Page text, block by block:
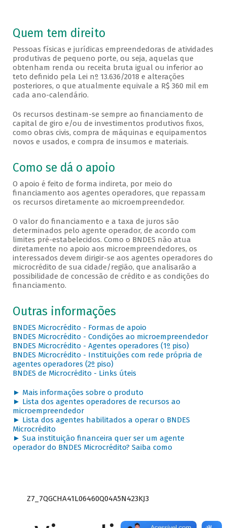
Quem tem direito
Pessoas físicas e jurídicas empreendedoras de atividades
produtivas de pequeno porte, ou seja, aquelas que
obtenham renda ou receita bruta igual ou inferior ao
teto definido pela Lei nº 13.636/2018 e alterações
posteriores, o que atualmente equivale a R$ 360 mil em
cada ano-calendário.
Os recursos destinam-se sempre ao financiamento de
capital de giro e/ou de investimentos produtivos fixos,
como obras civis, compra de máquinas e equipamentos
novos e usados, e compra de insumos e materiais.
Como se dá o apoio
O apoio é feito de forma indireta, por meio do
financiamento aos agentes operadores, que repassam
os recursos diretamente ao microempreendedor.
O valor do financiamento e a taxa de juros são
determinados pelo agente operador, de acordo com
limites pré-estabelecidos. Como o BNDES não atua
diretamente no apoio aos microempreendedores, os
interessados devem dirigir-se aos agentes operadores do
microcrédito de sua cidade/região, que analisarão a
possibilidade de concessão de crédito e as condições do
financiamento.
Outras informações
BNDES Microcrédito - Formas de apoio
BNDES Microcrédito - Condições ao microempreendedor
BNDES Microcrédito - Agentes operadores (1º piso)
BNDES Microcrédito - Instituições com rede própria de
agentes operadores (2º piso)
BNDES de Microcrédito - Links úteis
► Mais informações sobre o produto
► Lista dos agentes operadores de recursos ao
microempreendedor
► Lista dos agentes habilitados a operar o BNDES
Microcrédito
► Sua instituição financeira quer ser um agente
operador do BNDES Microcrédito? Saiba como
Z7_7QGCHA41L06460Q04A5N423KJ3